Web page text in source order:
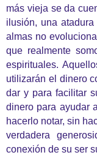
más vieja se da
ilusión, una
almas no
que realmente
espirituales.
utilizarán el dinero
dar y para facilitar
dinero para ayudar
hacerlo notar, sin
verdadera
conexión de su ser